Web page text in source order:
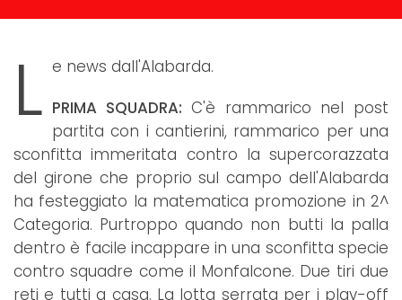
L e news dall'Alabarda.
PRIMA SQUADRA: C'è rammarico nel post
partita con i cantierini, rammarico per una
sconfitta immeritata contro la supercorazzata
del girone che proprio sul campo dell'Alabarda
ha festeggiato la matematica promozione in 2^
Categoria. Purtroppo quando non butti la palla
dentro è facile incappare in una sconfitta specie
contro squadre come il Monfalcone. Due tiri due
reti e tutti a casa. La lotta serrata per i play-off